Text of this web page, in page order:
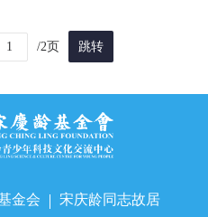
/2页 跳转
金会 宋庆龄同志故居